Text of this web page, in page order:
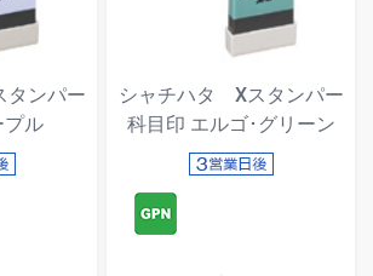
ンパー
プル
シャチハタ Xスタンパー
科目印 エルゴ･グリーン